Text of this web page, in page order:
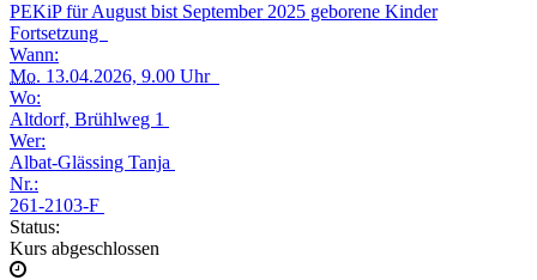
PEKiP für August bist September 2025 geborene Kinder
Fortsetzung
Wann:
Mo. 13.04.2026, 9.00 Uhr
Wo:
Altdorf, Brühlweg 1
Wer:
Albat-Glässing Tanja
Nr.:
261-2103-F
Status:
Kurs abgeschlossen